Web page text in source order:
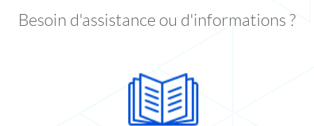
Besoin d'assistance ou d'informations ?